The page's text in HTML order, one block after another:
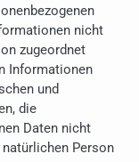
nicht
zugeordnet
Informationen
und
die
Daten nicht
Person